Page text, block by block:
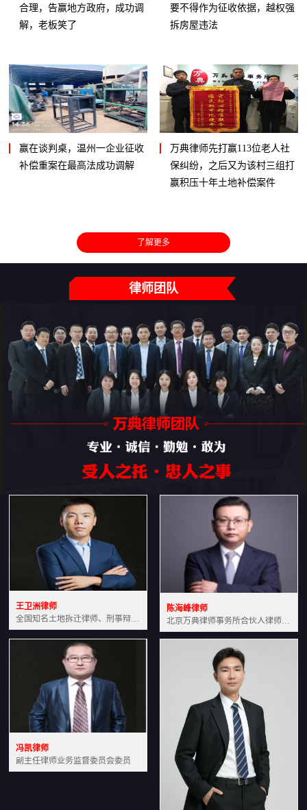
合理，告赢地方政府，成功调
解，老板笑了
要不得作为征收依据，越权强
拆房屋违法
赢在谈判桌，温州一企业征收
补偿重案在最高法成功调解
万典律师先打赢113位老人社
保纠纷，之后又为该村三组打
赢积压十年土地补偿案件
了解更多
律师团队
王卫洲律师
全国知名土地拆迁律师、刑事辩护律师北京万典律师事务所主任中国法学会会员北京市行政法研究会理事
陈海峰律师
北京万典律师事务所合伙人律师土地房产专业资深律师
冯凯律师
副主任律师业务监督委员会委员